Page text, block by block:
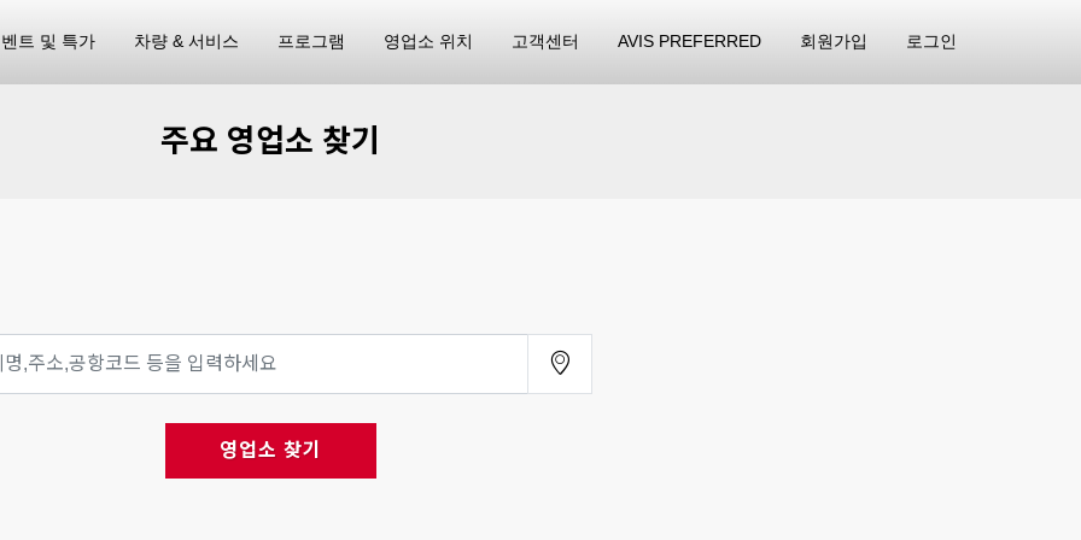
트 및 특가 차량 & 서비스 프로그램 영업소 위치 고객센터 AVIS PREFERRED 회원가입 로그인
주요 영업소 찾기
영업소 찾기